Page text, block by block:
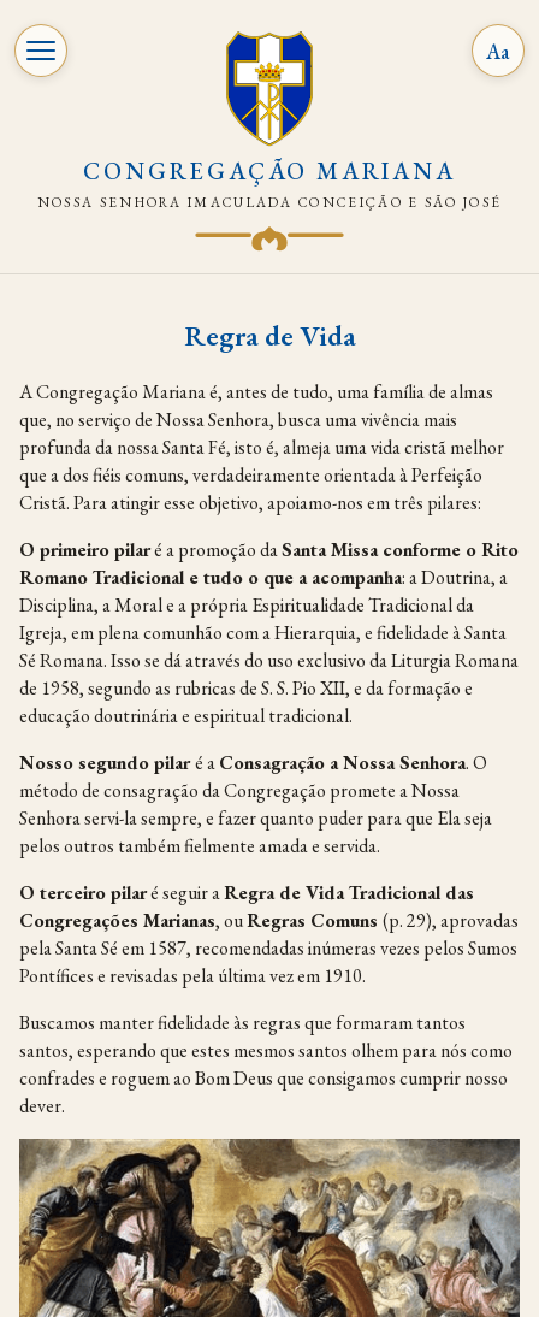
CONGREGAÇÃO MARIANA
NOSSA SENHORA IMACULADA CONCEIÇÃO E SÃO JOSÉ
Aa
Regra de Vida
A Congregação Mariana é, antes de tudo, uma família de almas
que, no serviço de Nossa Senhora, busca uma vivência mais
profunda da nossa Santa Fé, isto é, almeja uma vida cristã melhor
que a dos fiéis comuns, verdadeiramente orientada à Perfeição
Cristã. Para atingir esse objetivo, apoiamo-nos em três pilares:
O primeiro pilaré a promoção daSanta Missa conforme o Rito
Romano Tradicional e tudo o que a acompanha: a Doutrina, a
Disciplina, a Moral e a própria Espiritualidade Tradicional da
Igreja, em plena comunhão com a Hierarquia, e fidelidade à Santa
Sé Romana. Isso se dá através do uso exclusivo da Liturgia Romana
de 1958, segundo as rubricas de S. S. Pio XII, e da formação e
educação doutrinária e espiritual tradicional.
Nosso segundo pilaré aConsagração a Nossa Senhora. O
método de consagração da Congregação promete a Nossa
Senhora servi-la sempre, e fazer quanto puder para que Ela seja
pelos outros também fielmente amada e servida.
O terceiro pilaré seguir aRegra de Vida Tradicional das
Congregações Marianas, ouRegras Comuns (p. 29), aprovadas
pela Santa Sé em 1587, recomendadas inúmeras vezes pelos Sumos
Pontífices e revisadas pela última vez em 1910.
Buscamos manter fidelidade às regras que formaram tantos
santos, esperando que estes mesmos santos olhem para nós como
confrades e roguem ao Bom Deus que consigamos cumprir nosso
dever.